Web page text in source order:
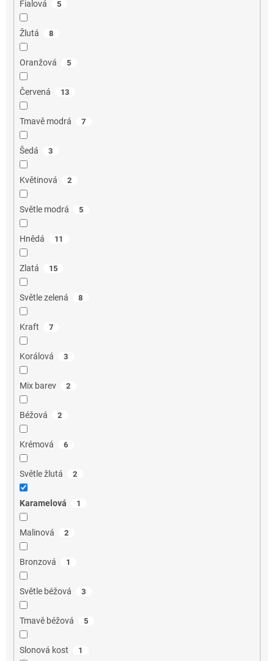
Fialová 5
Žlutá 8
Oranžová 5
Červená 13
Tmavě modrá 7
Šedá 3
Květinová 2
Světle modrá 5
Hnědá 11
Zlatá 15
Světle zelená 8
Kraft 7
Korálová 3
Mix barev 2
Béžová 2
Krémová 6
Světle žlutá 2
Karamelová 1
Malinová 2
Bronzová 1
Světle béžová 3
Tmavě béžová 5
Slonová kost 1